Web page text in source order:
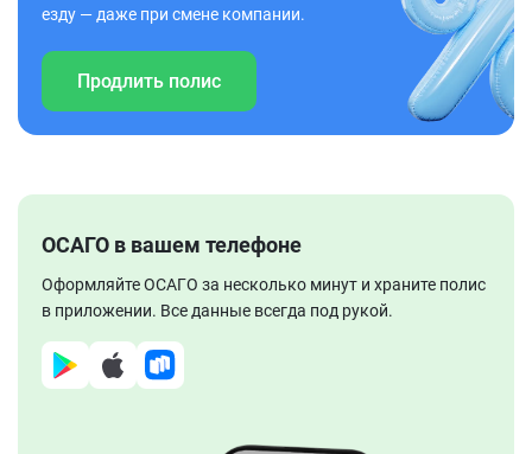
езду — даже при смене компании.
Продлить полис
ОСАГО в вашем телефоне
Оформляйте ОСАГО за несколько минут и храните полис
в приложении. Все данные всегда под рукой.